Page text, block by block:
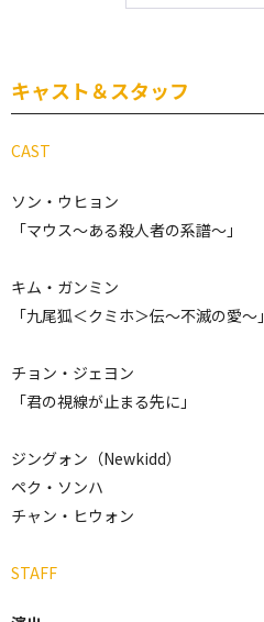
キャスト＆スタッフ
CAST
ソン・ウヒョン
「マウス～ある殺人者の系譜～」
キム・ガンミン
「九尾狐＜クミホ＞伝～不滅の愛～」
チョン・ジェヨン
「君の視線が止まる先に」
ジングォン（Newkidd）
ペク・ソンハ
チャン・ヒウォン
STAFF